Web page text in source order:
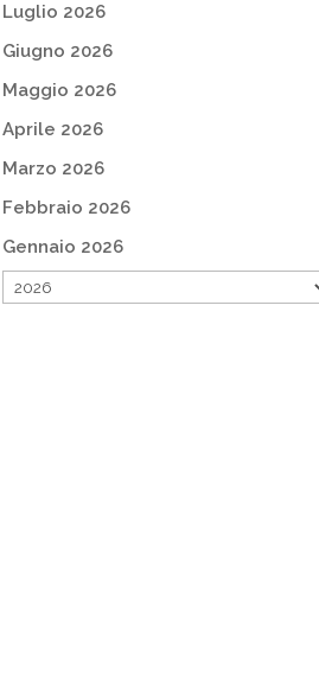
Luglio 2026
Giugno 2026
Maggio 2026
Aprile 2026
Marzo 2026
Febbraio 2026
Gennaio 2026